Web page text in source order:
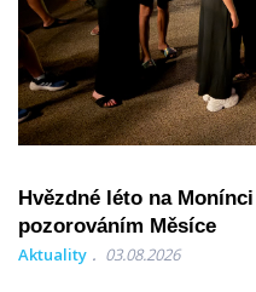
Hvězdné léto na
pozorováním Měsíce
Aktuality 03.08.2026